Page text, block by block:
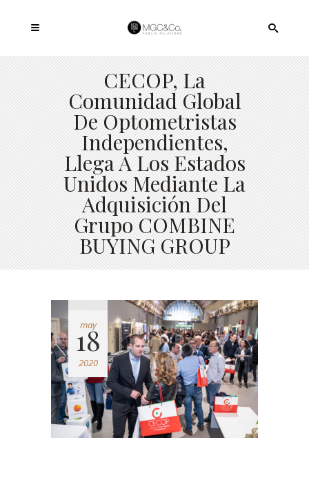
CECOP, La
Comunidad Global
De Optometristas
Independientes,
Llega A Los Estados
Unidos Mediante La
Adquisición Del
Grupo COMBINE
BUYING GROUP
may
18
2020